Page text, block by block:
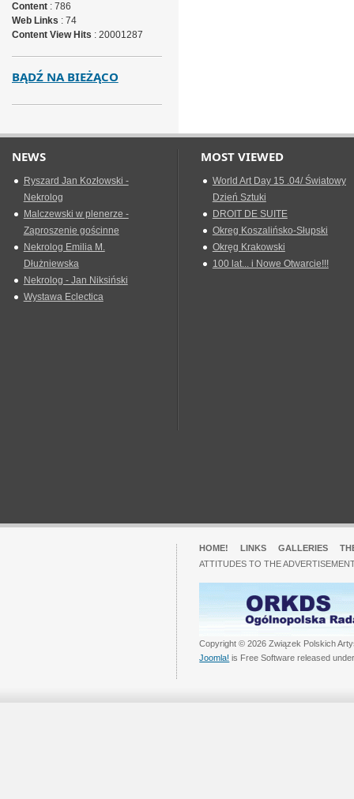
Content: 786
Web Links : 74
Content View Hits : 20001287
BĄDŹ NA BIEŻĄCO
NEWS
Ryszard Jan Kozłowski -
Nekrolog
Malczewski w plenerze -
Zaproszenie gościnne
Nekrolog Emilia M.
Dłużniewska
Nekrolog - Jan Niksiński
Wystawa Eclectica
MOST VIEWED
World Art Day 15 .04/ Światowy
Dzień Sztuki
DROIT DE SUITE
Okreg Koszalińsko-Słupski
Okręg Krakowski
100 lat... i Nowe Otwarcie!!!
HOME! LINKS GALLERIES
ATTITUDES TO THE
Copyright © 2026 Związek Polskich
Joomla! is Free Software released